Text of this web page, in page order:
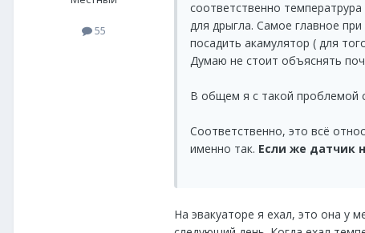
55
соответственно
для дрыгла. Самое главное
посадить акамулятор ( для
Думаю не стоит объяснять
В общем я с такой проблемой
Соответственно, это всё
именно так. Если же датчик
На эвакуаторе я ехал, это она у